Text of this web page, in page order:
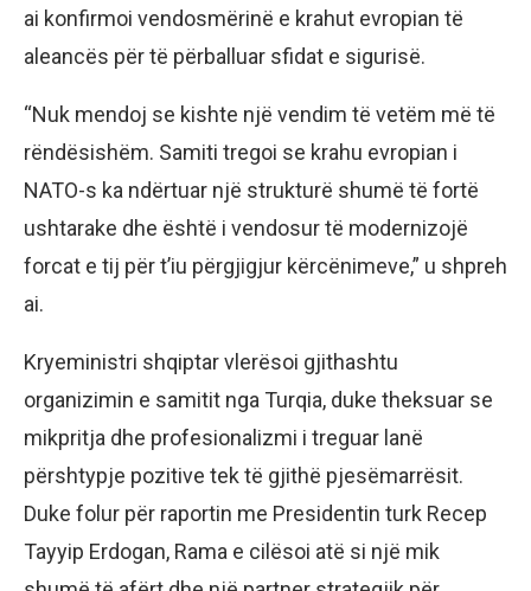
ai konfirmoi vendosmërinë e krahut evropian të
aleancës për të përballuar sfidat e sigurisë.
“Nuk mendoj se kishte një vendim të vetëm më të
rëndësishëm. Samiti tregoi se krahu evropian i
NATO-s ka ndërtuar një strukturë shumë të fortë
ushtarake dhe është i vendosur të modernizojë
forcat e tij për t’iu përgjigjur kërcënimeve,” u shpreh
ai.
Kryeministri shqiptar vlerësoi gjithashtu
organizimin e samitit nga Turqia, duke theksuar se
mikpritja dhe profesionalizmi i treguar lanë
përshtypje pozitive tek të gjithë pjesëmarrësit.
Duke folur për raportin me Presidentin turk Recep
Tayyip Erdogan, Rama e cilësoi atë si një mik